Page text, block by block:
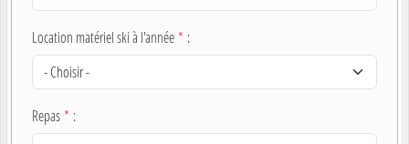
Location matériel ski à l'année* :
Repas* :